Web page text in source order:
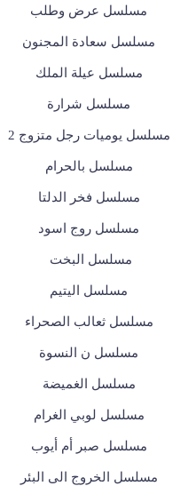
مسلسل عرض وطلب
مسلسل سعادة المجنون
مسلسل عيلة الملك
مسلسل شرارة
مسلسل يوميات رجل متزوج 2
مسلسل بالحرام
مسلسل فخر الدلتا
مسلسل روج اسود
مسلسل البخت
مسلسل اليتيم
مسلسل ثعالب الصحراء
مسلسل ن النسوة
مسلسل الغميضة
مسلسل لوبي الغرام
مسلسل صبر أم أيوب
مسلسل الخروج الى البئر